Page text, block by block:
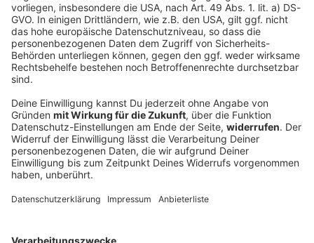
Es muss kein Studium sein: Das sind die top
Nach dem Schulabschluss erst mal an die Uni. So
sieht der Weg für immer mehr Jugendliche in Bayern
aus, denn viele von ihnen rechnen damit, dass sie
dann auch ein besseres Gehalt bekommen. Doch
dass sich eine Ausbildung eher lohnt.